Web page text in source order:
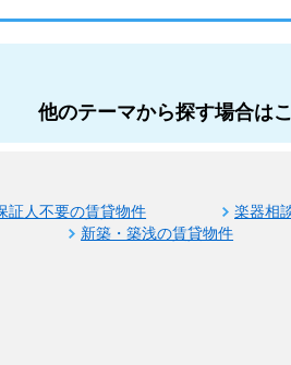
他のテーマから探す場合は
証人不要の賃貸物件 楽器相
新築・築浅の賃貸物件